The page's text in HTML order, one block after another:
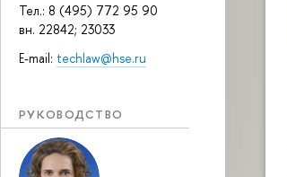
Тел.: 8 (495) 772 95 90
вн. 22842; 23033
E-mail: techlaw@hse.ru
РУКОВОДСТВО